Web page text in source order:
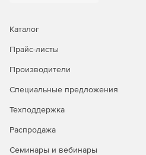
неполадок в работе сети.
неполадок на первом и втором
Проверка связи по
устройства, поэтому
позволяет определить,
Каталог
Прайс-листы
Производители
Специальные предложения
Техподдержка
Распродажа
Семинары и вебинары